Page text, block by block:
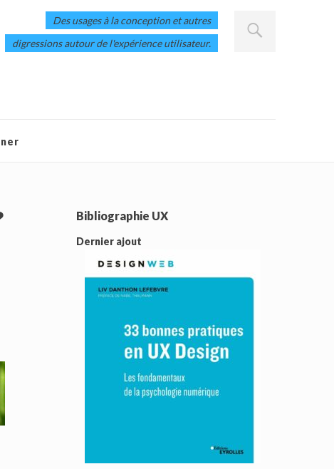
Des usages à la conception et autres
digressions autour de l'expérience utilisateur.
Bibliographie UX
Dernier ajout